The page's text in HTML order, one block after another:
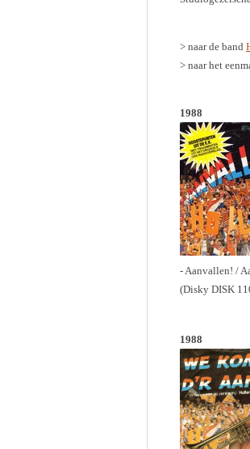
> naar de band
> naar het
1988
- Aanvallen! /
(Disky DISK
1988